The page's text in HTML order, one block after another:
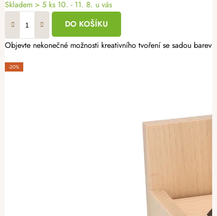
Skladem > 5 ks 10. - 11. 8. u vás
DO KOŠÍKU
Objevte nekonečné možnosti kreativního tvoření se sadou
-20%